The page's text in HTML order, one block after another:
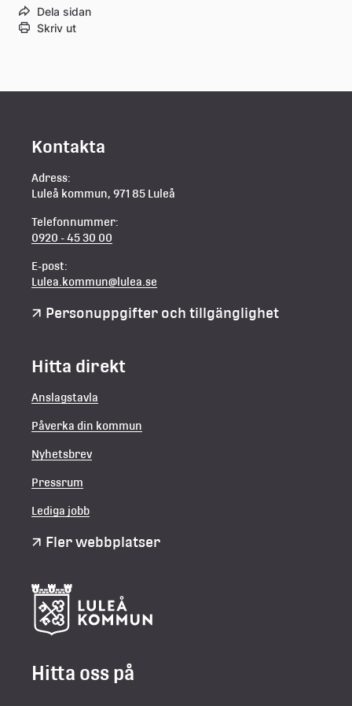
Dela sidan
Skriv ut
Kontakta
Adress:
Luleå kommun, 971 85 Luleå
Telefonnummer:
0920 - 45 30 00
E-post:
Lulea.kommun@lulea.se
Personuppgifter och tillgänglighet
Hitta direkt
Anslagstavla
Påverka din kommun
Nyhetsbrev
Pressrum
Lediga jobb
Fler webbplatser
Hitta oss på